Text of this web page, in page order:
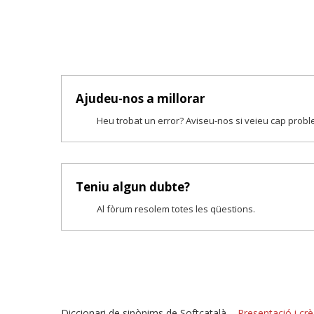
Ajudeu-nos a millorar
Heu trobat un error? Aviseu-nos si veieu cap
Teniu algun dubte?
Al fòrum resolem totes les qüestions.